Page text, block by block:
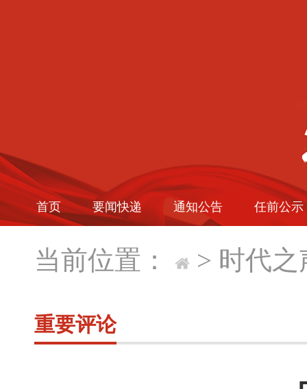
首页 要闻快递 通知公告 任前公示
当前位置： > 时代之
重要评论